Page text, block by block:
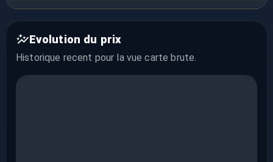
Evolution du prix
Historique recent pour la vuecarte brute.